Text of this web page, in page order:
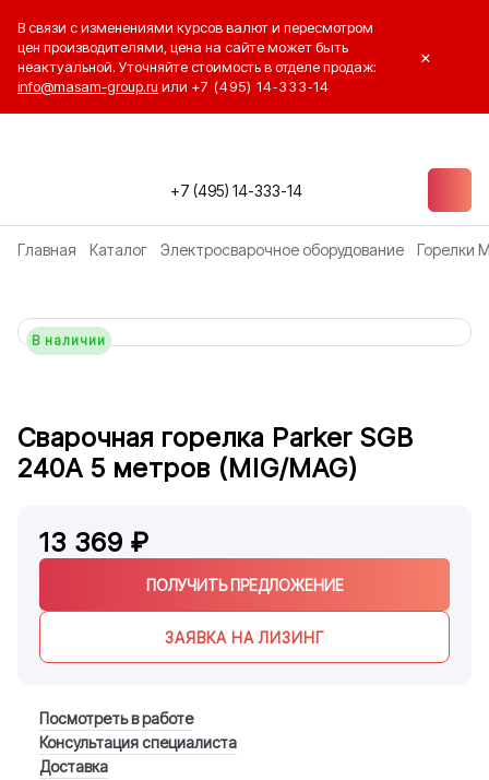
В связи с изменениями курсов валют и пересмотром
цен производителями, цена на сайте может быть
неактуальной. Уточняйте стоимость в отделе продаж:
info@masam-group.ru или +7 (495) 14‑333‑14
×
+7 (495) 14-333-14
Главная Каталог Электросварочное оборудование Горелки
В наличии
Сварочная горелка Parker SGB
240A 5 метров (MIG/MAG)
13 369 ₽
ПОЛУЧИТЬ ПРЕДЛОЖЕНИЕ
ЗАЯВКА НА ЛИЗИНГ
Посмотреть в работе
Консультация специалиста
Доставка